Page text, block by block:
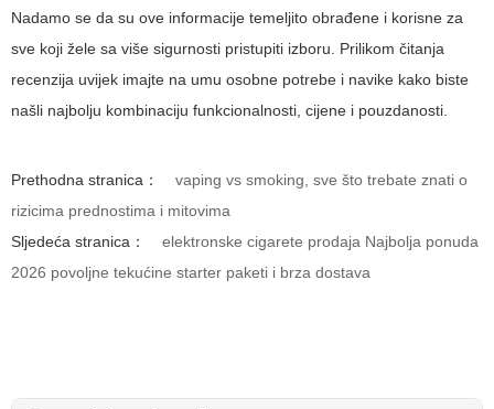
Nadamo se da su ove informacije temeljito obrađene i korisne za
sve koji žele sa više sigurnosti pristupiti izboru. Prilikom čitanja
recenzija uvijek imajte na umu osobne potrebe i navike kako biste
našli najbolju kombinaciju funkcionalnosti, cijene i pouzdanosti.
Prethodna stranica：
vaping vs smoking, sve što trebate znati o
rizicima prednostima i mitovima
Sljedeća stranica：
elektronske cigarete prodaja Najbolja ponuda
2026 povoljne tekućine starter paketi i brza dostava